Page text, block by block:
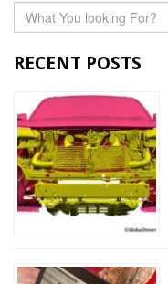
RECENT POSTS